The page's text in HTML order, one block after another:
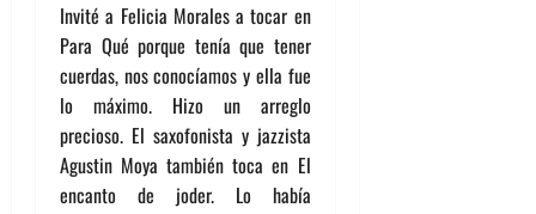
Invité a Felicia Morales a tocar en
Para Qué porque tenía que tener
cuerdas, nos conocíamos y ella fue
lo máximo. Hizo un arreglo
precioso. El saxofonista y jazzista
Agustin Moya también toca en El
encanto de joder. Lo había